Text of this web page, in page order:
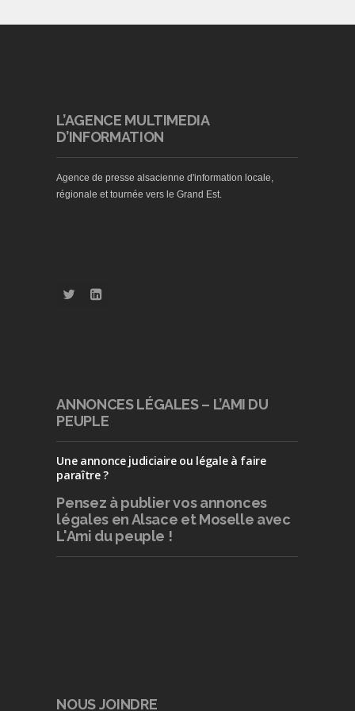
L’AGENCE MULTIMEDIA
D’INFORMATION
Agence de presse alsacienne d'information locale,
régionale et tournée vers le Grand Est.
ANNONCES LÉGALES – L’AMI DU
PEUPLE
Une annonce judiciaire ou légale à faire
paraître ?
Pensez à publiervos annonces
légales en Alsace et Moselle avec
L'Ami du peuple !
NOUS JOINDRE